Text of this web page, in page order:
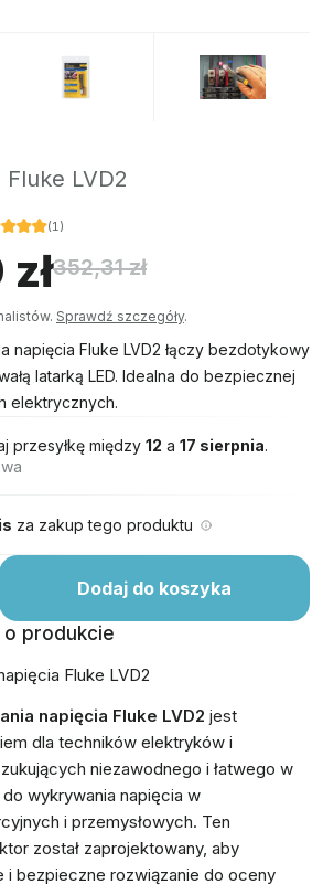
LVD2
(1 )
352,31 zł
Sprawdź szczegóły.
napięcia Fluke LVD2 łączy bezdotykowy
latarką LED. Idealna do bezpiecznej
elektrycznych.
przesyłkę między 12 a 17 sierpnia.
za zakup tego produktu
Dodaj do koszyka
produkcie
Fluke LVD2
napięcia Fluke LVD2 jest
dla techników elektryków i
niezawodnego i łatwego w
wykrywania napięcia w
i przemysłowych. Ten
został zaprojektowany, aby
i bezpieczne rozwiązanie do oceny